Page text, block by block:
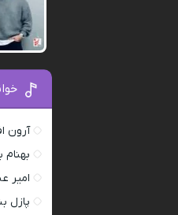
آرون
بهنام
امیر
پازل